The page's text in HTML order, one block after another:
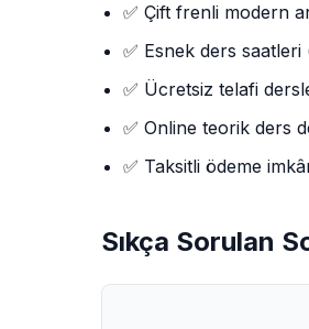
✅ Çift frenli modern
✅ Esnek ders
✅ Ücretsiz telafi
✅ Online teorik ders
✅ Taksitli ödeme
Sıkça Sorulan